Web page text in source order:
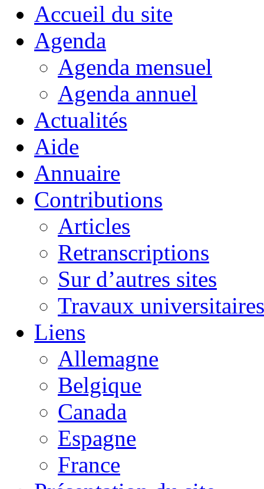
Accueil du site
Agenda
Agenda mensuel
Agenda annuel
Actualités
Aide
Annuaire
Contributions
Articles
Retranscriptions
Sur d’autres sites
Travaux universitaires
Liens
Allemagne
Belgique
Canada
Espagne
France